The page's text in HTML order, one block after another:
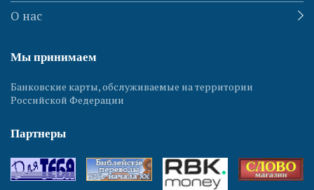
О нас
Мы принимаем
Банковские карты, обслуживаемые на территории
Российской Федерации
Партнеры